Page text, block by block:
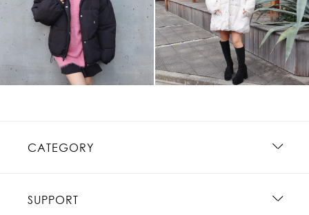
CATEGORY
SUPPORT